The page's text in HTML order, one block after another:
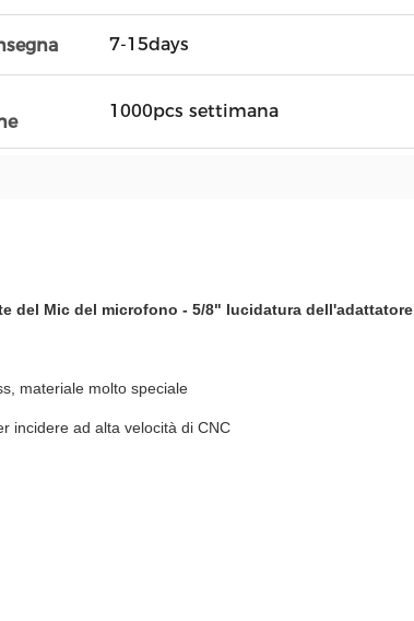
7-15days
1000pcs settimana
del Mic del microfono - 5/8" lucidatura dell'adattatore
materiale molto speciale
incidere ad alta velocità di CNC